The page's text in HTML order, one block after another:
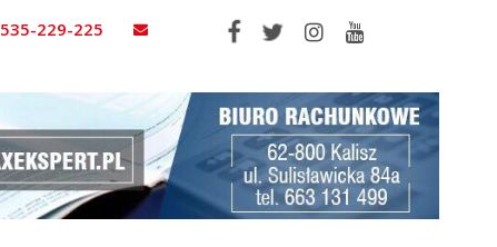
535-229-225